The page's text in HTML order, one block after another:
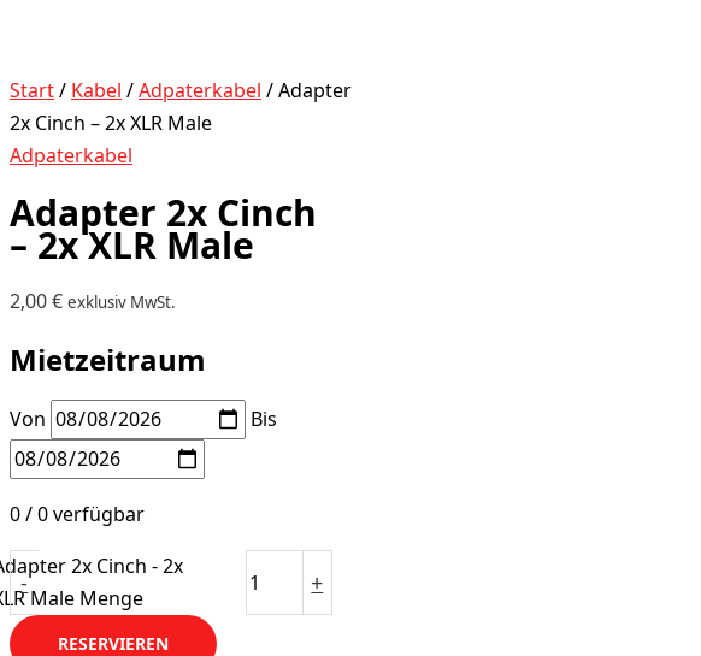
Start/ Kabel /Adpaterkabel / Adapter
2x Cinch – 2x XLR Male
Adpaterkabel
Adapter 2x Cinch
– 2x XLR Male
2,00€ exklusiv MwSt.
Mietzeitraum
Von Bis
0 / 0 verfügbar
-
2x Cinch - 2x
Male Menge
+
RESERVIEREN